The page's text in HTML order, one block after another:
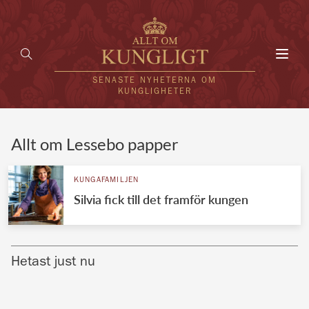
SENASTE NYHETERNA OM
KUNGLIGHETER
UTLÄNDSKT
VÄRLDENS KUNGAHUS
Allt om Lessebo papper
KUNGAFAMILJEN
Silvia fick till det framför kungen
Hetast just nu